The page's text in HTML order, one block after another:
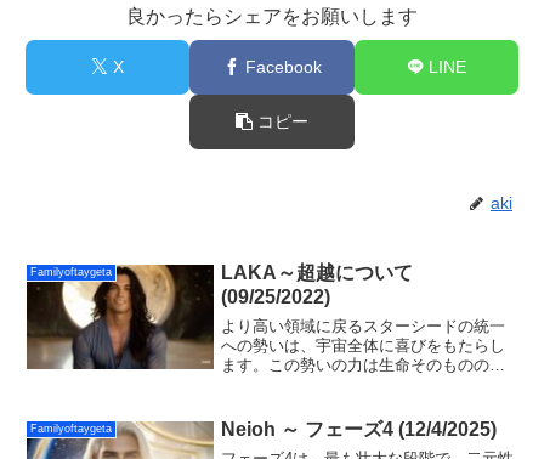
良かったらシェアをお願いします
X Facebook LINE
コピー
aki
Familyoftaygeta
LAKA～超越について
(09/25/2022)
より高い領域に戻るスターシードの統一
への勢いは、宇宙全体に喜びをもたらし
ます。この勢いの力は生命そのものの真
完全に顕現し無限に創造を続けるすべて
の生命の能力を示しています。
Familyoftaygeta Neioh ～ フェーズ4 (12/4/2025)